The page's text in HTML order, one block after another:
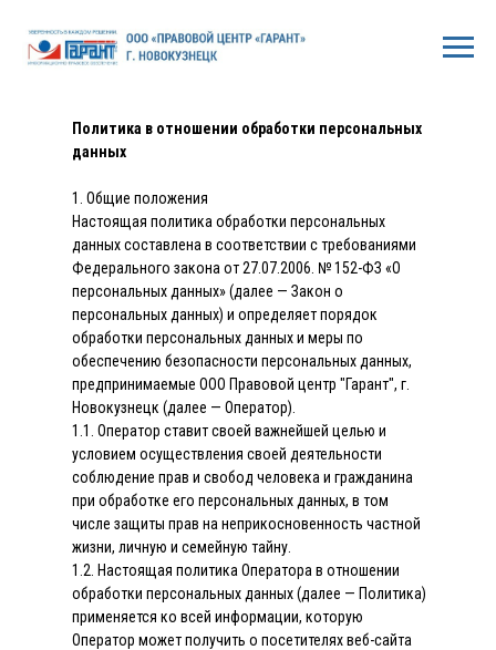
Политика в отношении обработки персональных
данных
1. Общие положения
Настоящая политика обработки персональных
данных составлена в соответствии с требованиями
Федерального закона от 27.07.2006. № 152-ФЗ «О
персональных данных» (далее — Закон о
персональных данных) и определяет порядок
обработки персональных данных и меры по
обеспечению безопасности персональных данных,
предпринимаемые ООО Правовой центр "Гарант", г.
Новокузнецк (далее — Оператор).
1.1. Оператор ставит своей важнейшей целью и
условием осуществления своей деятельности
соблюдение прав и свобод человека и гражданина
при обработке его персональных данных, в том
числе защиты прав на неприкосновенность частной
жизни, личную и семейную тайну.
1.2. Настоящая политика Оператора в отношении
обработки персональных данных (далее — Политика)
применяется ко всей информации, которую
Оператор может получить о посетителях веб-сайта